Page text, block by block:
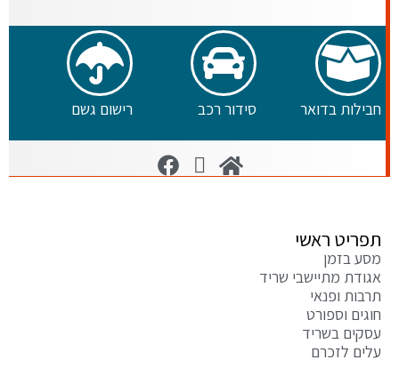
בדואר סידור רכב רישום גשם
ראשי
מתיישבי שריד
ופנאי
וספורט
בשריד